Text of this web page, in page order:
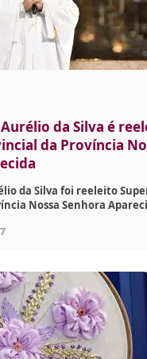
da Silva é
da Província
da Silva foi reeleito
Nossa Senhora